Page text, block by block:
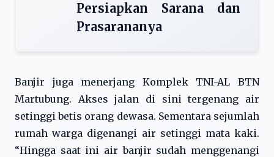
Persiapkan Sarana dan
Prasarananya
Banjir juga menerjang Komplek TNI-AL BTN
Martubung. Akses jalan di sini tergenang air
setinggi betis orang dewasa. Sementara sejumlah
rumah warga digenangi air setinggi mata kaki.
“Hingga saat ini air banjir sudah menggenangi